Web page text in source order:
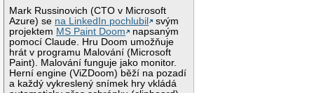
Mark Russinovich (CTO v Microsoft
Azure) se na LinkedIn pochlubil
svým
projektem MS Paint Doom
napsaným
pomocí Claude. Hru Doom umožňuje
hrát v programu Malování (Microsoft
Paint). Malování funguje jako monitor.
Herní engine (ViZDoom) běží na pozadí
a každý vykreslený snímek hry vkládá